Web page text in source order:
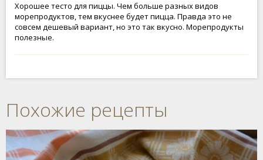
Хорошее тесто для пиццы. Чем больше разных видов
морепродуктов, тем вкуснее будет пицца. Правда это не
совсем дешевый вариант, но это так вкусно. Морепродукты
полезные.
Похожие рецепты